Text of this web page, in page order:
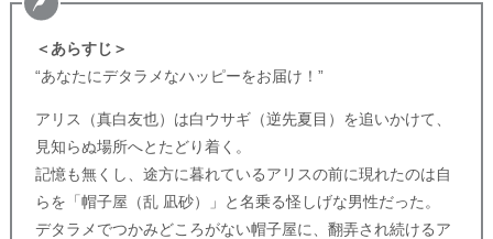
＜あらすじ＞
“あなたにデタラメなハッピーをお届け！”
アリス（真白友也）は白ウサギ（逆先夏目）を追いかけて、
見知らぬ場所へとたどり着く。
記憶も無くし、途方に暮れているアリスの前に現れたのは自
らを「帽子屋（乱 凪砂）」と名乗る怪しげな男性だった。
デタラメでつかみどころがない帽子屋に、翻弄され続けるア